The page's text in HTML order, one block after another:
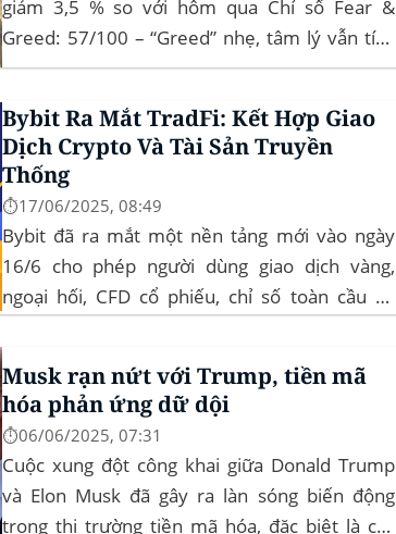
giảm 3,5 % so với hôm qua Chỉ số Fear &
Greed: 57/100 – “Greed” nhẹ, tâm lý vẫn tích
cực Xu hướng: BTC giữ vững 104 k USD sẽ
củng cố đà đi ngang-tích lũy, tạo bàn đạp cho
altcoin...
Bybit Ra Mắt TradFi: Kết Hợp Giao
Dịch Crypto Và Tài Sản Truyền
Thống
⏱️17/06/2025, 08:49
Bybit đã ra mắt một nền tảng mới vào ngày
16/6 cho phép người dùng giao dịch vàng,
ngoại hối, CFD cổ phiếu, chỉ số toàn cầu và
đây là lần đầu tiên một sàn giao dịch tiền mã
hóa...
Musk rạn nứt với Trump, tiền mã
hóa phản ứng dữ dội
⏱️06/06/2025, 07:31
Cuộc xung đột công khai giữa Donald Trump
và Elon Musk đã gây ra làn sóng biến động
trong thị trường tiền mã hóa, đặc biệt là các